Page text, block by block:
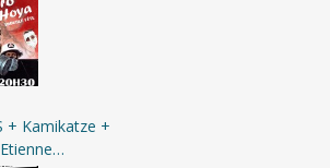
+ Kamikatze +